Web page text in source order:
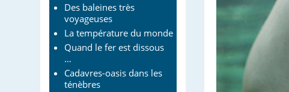
Des baleines très
voyageuses
La température du monde
Quand le fer est dissous
…
Cadavres-oasis dans les
ténèbres